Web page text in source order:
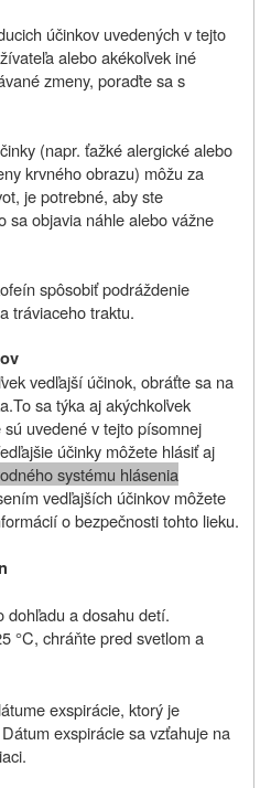
účinkov uvedených v tejto
alebo akékoľvek iné
zmeny, poraďte sa s
(napr. ťažké alergické alebo
krvného obrazu) môžu za
je potrebné, aby ste
sa objavia náhle alebo vážne
spôsobiť podráždenie
tráviaceho traktu.
vedľajší účinok, obráťte sa na
To sa týka aj akýchkoľvek
uvedené v tejto písomnej
účinky môžete hlásiť aj
systému hlásenia
vedľajších účinkov môžete
o bezpečnosti tohto lieku.
dohľadu a dosahu detí.
°C, chráňte pred svetlom a
exspirácie, ktorý je
exspirácie sa vzťahuje na